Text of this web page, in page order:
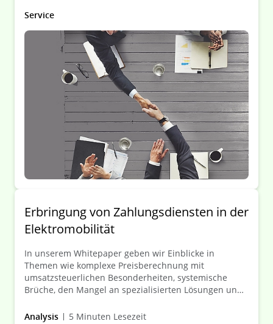
können.
Service
Erbringung von Zahlungsdiensten in der
Elektromobilität
In unserem Whitepaper geben wir Einblicke in
Themen wie komplexe Preisberechnung mit
umsatzsteuerlichen Besonderheiten, systemische
Brüche, den Mangel an spezialisierten Lösungen und
insbesondere beleuchten wir das
Analysis 5 Minuten Lesezeit